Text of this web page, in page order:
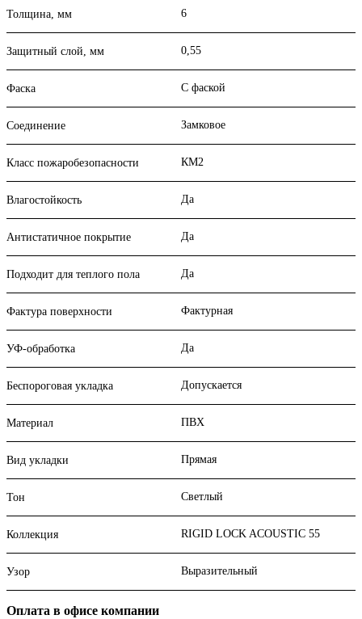
Толщина, мм 6
Защитный слой, мм 0,55
Фаска С фаской
Соединение Замковое
Класс пожаробезопасности КМ2
Влагостойкость Да
Антистатичное покрытие Да
Подходит для теплого пола Да
Фактура поверхности Фактурная
УФ-обработка Да
Беспороговая укладка Допускается
Материал ПВХ
Вид укладки Прямая
Тон Светлый
Коллекция RIGID LOCK ACOUSTIC 55
Узор Выразительный
Оплата в офисе компании